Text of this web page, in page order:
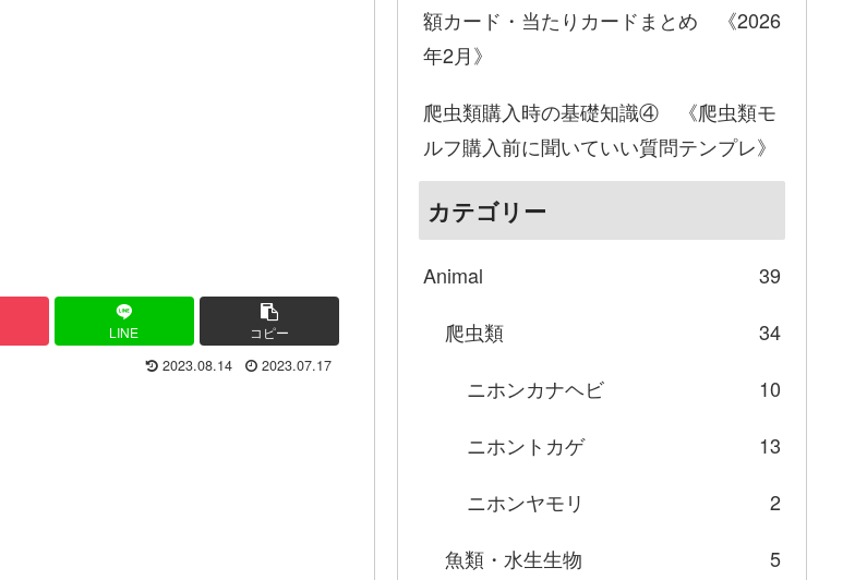
LINE コピー
2023.08.14 2023.07.17
額カード・当たりカードまとめ 《2026
年2月》
爬虫類購入時の基礎知識④ 《爬虫類モ
ルフ購入前に聞いていい質問テンプレ》
カテゴリー
Animal
39
爬虫類
34
ニホンカナヘビ
10
ニホントカゲ
13
ニホンヤモリ
2
魚類・水生生物
5